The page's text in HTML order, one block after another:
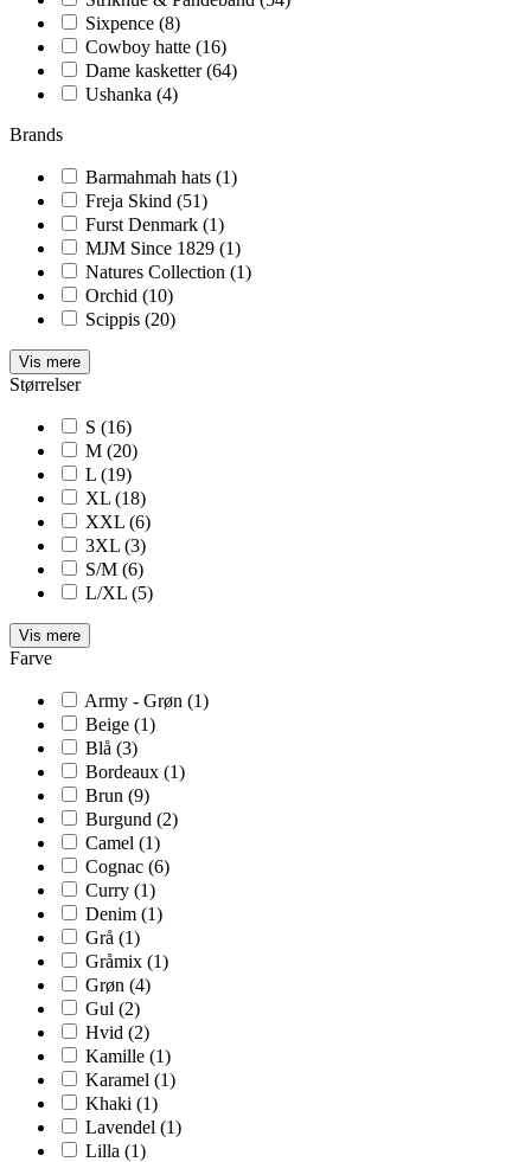
Sixpence (8)
Cowboy hatte (16)
Dame kasketter (64)
Ushanka (4)
Brands
Barmahmah hats (1)
Freja Skind (51)
Furst Denmark (1)
MJM Since 1829 (1)
Natures Collection (1)
Orchid (10)
Scippis (20)
Vis mere
Størrelser
S (16)
M (20)
L (19)
XL (18)
XXL (6)
3XL (3)
S/M (6)
L/XL (5)
Vis mere
Farve
Army - Grøn (1)
Beige (1)
Blå (3)
Bordeaux (1)
Brun (9)
Burgund (2)
Camel (1)
Cognac (6)
Curry (1)
Denim (1)
Grå (1)
Gråmix (1)
Grøn (4)
Gul (2)
Hvid (2)
Kamille (1)
Karamel (1)
Khaki (1)
Lavendel (1)
Lilla (1)